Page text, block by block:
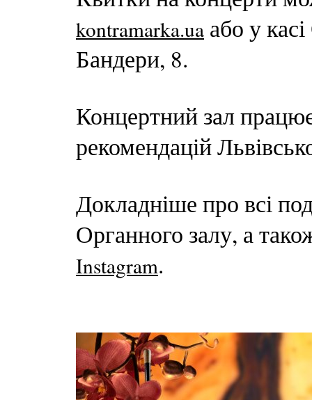
kontramarka.ua або у
Бандери, 8.
Концертний зал
рекомендацій
Докладніше про всі
Органного залу, а
Instagram.